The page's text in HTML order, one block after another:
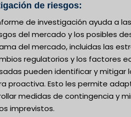
de riesgos:
de investigación ayuda a
del mercado y los posibles
del mercado, incluidas las
regulatorios y los factores
pueden identificar y mitigar
proactiva. Esto les permite
medidas de contingencia y
imprevistos.